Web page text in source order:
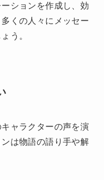
ションを作成し、効
くの人々にメッセー
う。
ャラクターの声を演
は物語の語り手や解